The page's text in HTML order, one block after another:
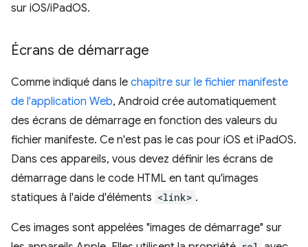
sur iOS/iPadOS.
Écrans de démarrage
Comme indiqué dans le chapitre sur le fichier manifeste
de l'application Web, Android crée automatiquement
des écrans de démarrage en fonction des valeurs du
fichier manifeste. Ce n'est pas le cas pour iOS et iPadOS.
Dans ces appareils, vous devez définir les écrans de
démarrage dans le code HTML en tant qu'images
statiques à l'aide d'éléments <link> .
Ces images sont appelées "images de démarrage" sur